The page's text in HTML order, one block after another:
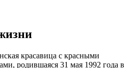
красавица с красными
родившаяся 31 мая 1992 года в